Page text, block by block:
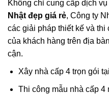
Không chỉ cung cấp dịch vụ
Nhật đẹp giá rẻ, Công ty
các giải pháp thiết kế và
của khách hàng trên địa
cận.
Xây nhà cấp 4 trọn gói
Thi công mẫu nhà cấp 4